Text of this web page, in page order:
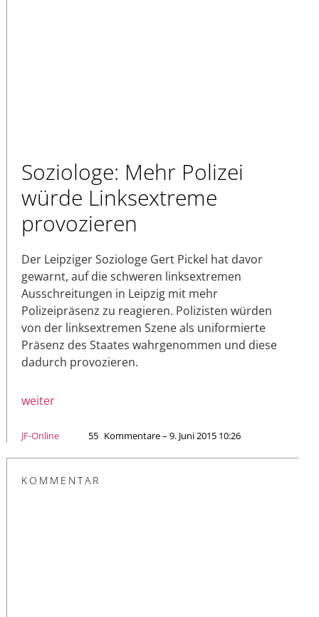
Soziologe: Mehr Polizei
würde Linksextreme
provozieren
Der Leipziger Soziologe Gert Pickel hat davor
gewarnt, auf die schweren linksextremen
Ausschreitungen in Leipzig mit mehr
Polizeipräsenz zu reagieren. Polizisten würden
von der linksextremen Szene als uniformierte
Präsenz des Staates wahrgenommen und diese
dadurch provozieren.
weiter
JF-Online 55 Kommentare – 9. Juni 2015 10:26
KOMMENTAR